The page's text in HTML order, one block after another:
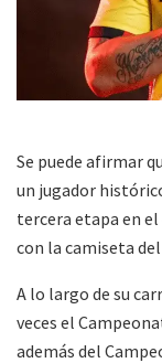
Se puede afirmar
un jugador
tercera etapa en
con la camiseta
A lo largo de su
veces el
además del